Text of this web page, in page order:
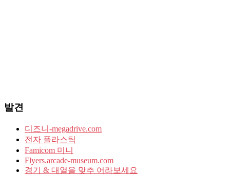
발견
디즈니-megadrive.com
전자 플라스틱
Famicom 미니
Flyers.arcade-museum.com
경기 & 대열을 맞추 어라보세요